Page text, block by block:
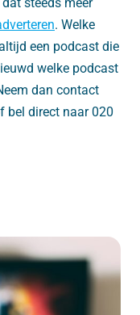
. Welke
een podcast die
welke podcast
dan contact
bel direct naar 020